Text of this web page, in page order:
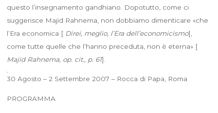
questo l’insegnamento gandhiano. Dopotutto, come ci
suggerisce Majid Rahnema, non dobbiamo dimenticare «che
l’Era economica [Direi, meglio, l’Era dell’economicismo],
come tutte quelle che l’hanno preceduta, non è eterna» [
Majid Rahnema, op. cit., p. 61].
30 Agosto – 2 Settembre 2007 – Rocca di Papa, Roma
PROGRAMMA